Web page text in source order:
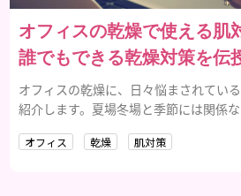
オフィスの乾燥で使える肌
誰でもできる乾燥対策を伝
オフィスの乾燥に、日々悩まされてい
紹介します。夏場冬場と季節には関係
な対策ができるのか解説していきます。
オフィス 乾燥 肌対策